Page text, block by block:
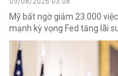
Mỹ bất ngờ giảm 23.000
mạnh kỳ vọng Fed tăng lãi